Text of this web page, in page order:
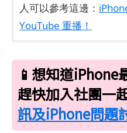
人可以參考這邊：
YouTube 重播！
📱想知道iPhone
趕快加入社團一
訊及iPhone問題